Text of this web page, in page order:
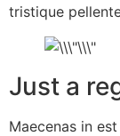
tristique
Just a
Maecenas in